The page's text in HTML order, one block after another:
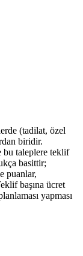
(tadilat, özel
biridir.
bu taleplere teklif
basittir;
puanlar,
başına ücret
yapması